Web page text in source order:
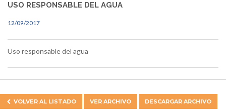
USO RESPONSABLE DEL AGUA
12/09/2017
Uso responsable del agua
VOLVER AL LISTADO VER ARCHIVO DESCARGAR ARCHIVO